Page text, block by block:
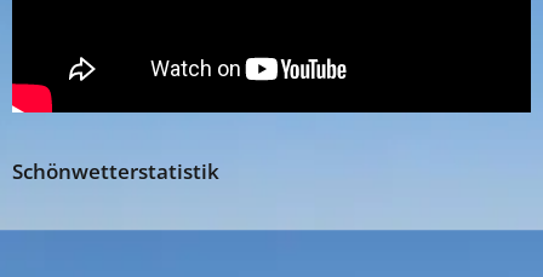
Schönwetterstatistik